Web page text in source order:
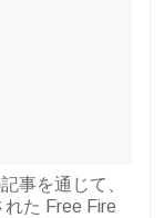
事を通じて、
た Free Fire